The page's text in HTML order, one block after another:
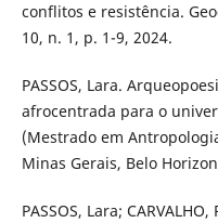
conflitos e resistência.
10, n. 1, p. 1-9, 2024.
PASSOS, Lara.
afrocentrada para o
(Mestrado em
Minas Gerais, Belo
PASSOS, Lara;